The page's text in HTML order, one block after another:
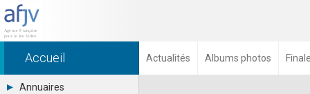
Accueil Actualités Albums photos
Annuaires